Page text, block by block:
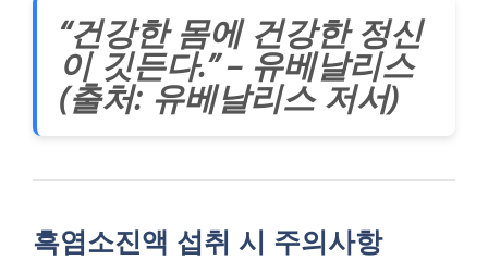
“건강한 몸에 건강한 정신
이 깃든다.” – 유베날리스
(출처: 유베날리스 저서)
흑염소진액 섭취 시 주의사항